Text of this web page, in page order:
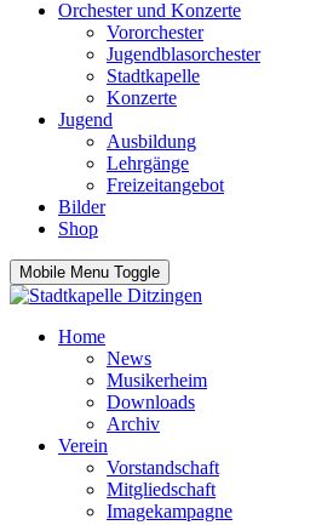
Orchester und Konzerte
Vororchester
Jugendblasorchester
Stadtkapelle
Konzerte
Jugend
Ausbildung
Lehrgänge
Freizeitangebot
Bilder
Shop
Mobile Menu Toggle
Home
News
Musikerheim
Downloads
Archiv
Verein
Vorstandschaft
Mitgliedschaft
Imagekampagne